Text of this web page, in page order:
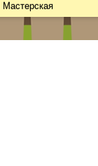
Мастерская